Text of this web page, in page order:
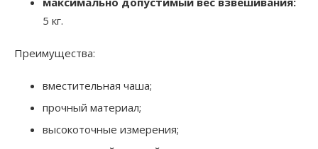
5 кг.
Преимущества:
вместительная чаша;
прочный материал;
высокоточные измерения;